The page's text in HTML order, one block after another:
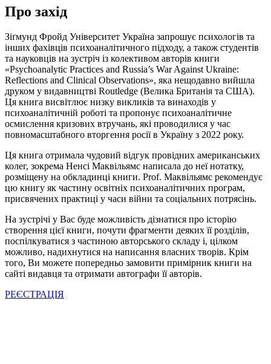
Про захід
Зіґмунд Фройд Університет Україна запрошує психологів та
інших фахівців психоаналітичного підходу, а також студентів
та науковців на зустріч із колективом авторів книги
«Psychoanalytic Practices and Russia’s War Against Ukraine:
Reflections and Clinical Observations», яка нещодавно вийшла
друком у видавництві Routledge (Велика Британія та США).
Ця книга висвітлює низку викликів та винаходів у
психоаналітичній роботі та пропонує психоаналітичне
осмислення кризових втручань, які проводилися у час
повномасштабного вторгення росії в Україну з 2022 року.
Ця книга отримала чудовий відгук провідних американських
колег, зокрема Ненсі Маквільямс написала до неї нотатку,
розміщену на обкладинці книги. Prof. Маквільямс рекомендує
цю книгу як частину освітніх психоаналітичних програм,
присвячених практиці у часи війни та соціальних потрясінь.
На зустрічі у Вас буде можливість дізнатися про історію
створення цієї книги, почути фрагменти деяких її розділів,
поспілкуватися з частиною авторського складу і, цілком
можливо, надихнутися на написання власних творів. Крім
того, Ви можете попередньо замовити примірник книги на
сайті видавця та отримати автографи її авторів.
РЕЄСТРАЦІЯ